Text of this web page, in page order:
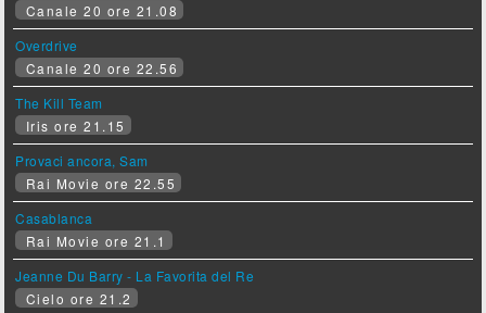
Canale 20 ore 21.08
Overdrive
Canale 20 ore 22.56
The Kill Team
Iris ore 21.15
Provaci ancora, Sam
Rai Movie ore 22.55
Casablanca
Rai Movie ore 21.1
Jeanne Du Barry - La Favorita del Re
Cielo ore 21.2